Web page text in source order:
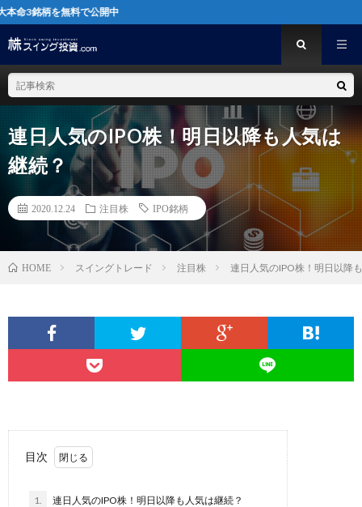
料で公開中
連日人気のIPO株！明日以降も人気は
継続？
2020.12.24 注目株 IPO銘柄
HOME スイングトレード 注目株 連日人気のIPO株！明日以降
目次
1. 連日人気のIPO株！明日以降も人気は継続？